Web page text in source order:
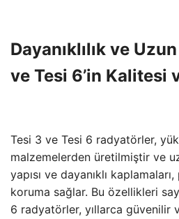
Dayanıklılık ve
ve Tesi 6’in Kalitesi
Tesi 3 ve Tesi 6 radyatörler,
malzemelerden üretilmiştir ve
yapısı ve dayanıklı
koruma sağlar. Bu özellikleri
6 radyatörler, yıllarca güvenilir